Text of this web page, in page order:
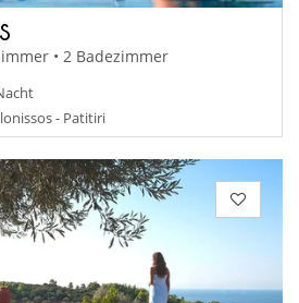
• 2 Badezimmer
- Patitiri